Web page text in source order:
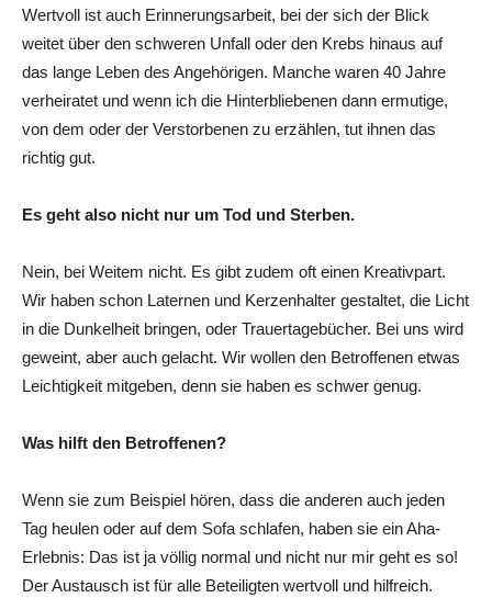
Wertvoll ist auch Erinnerungsarbeit, bei der sich der Blick
weitet über den schweren Unfall oder den Krebs hinaus auf
das lange Leben des Angehörigen. Manche waren 40 Jahre
verheiratet und wenn ich die Hinterbliebenen dann ermutige,
von dem oder der Verstorbenen zu erzählen, tut ihnen das
richtig gut.
Es geht also nicht nur um Tod und Sterben.
Nein, bei Weitem nicht. Es gibt zudem oft einen Kreativpart.
Wir haben schon Laternen und Kerzenhalter gestaltet, die Licht
in die Dunkelheit bringen, oder Trauertagebücher. Bei uns wird
geweint, aber auch gelacht. Wir wollen den Betroffenen etwas
Leichtigkeit mitgeben, denn sie haben es schwer genug.
Was hilft den Betroffenen?
Wenn sie zum Beispiel hören, dass die anderen auch jeden
Tag heulen oder auf dem Sofa schlafen, haben sie ein Aha-
Erlebnis: Das ist ja völlig normal und nicht nur mir geht es so!
Der Austausch ist für alle Beteiligten wertvoll und hilfreich.